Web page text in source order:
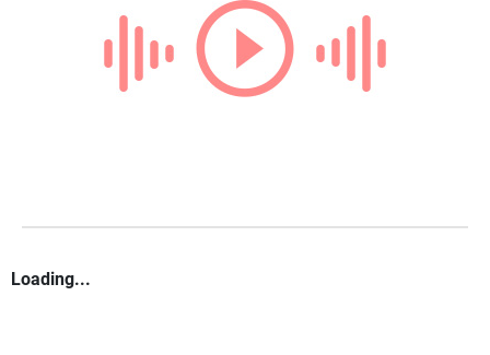
Loading...